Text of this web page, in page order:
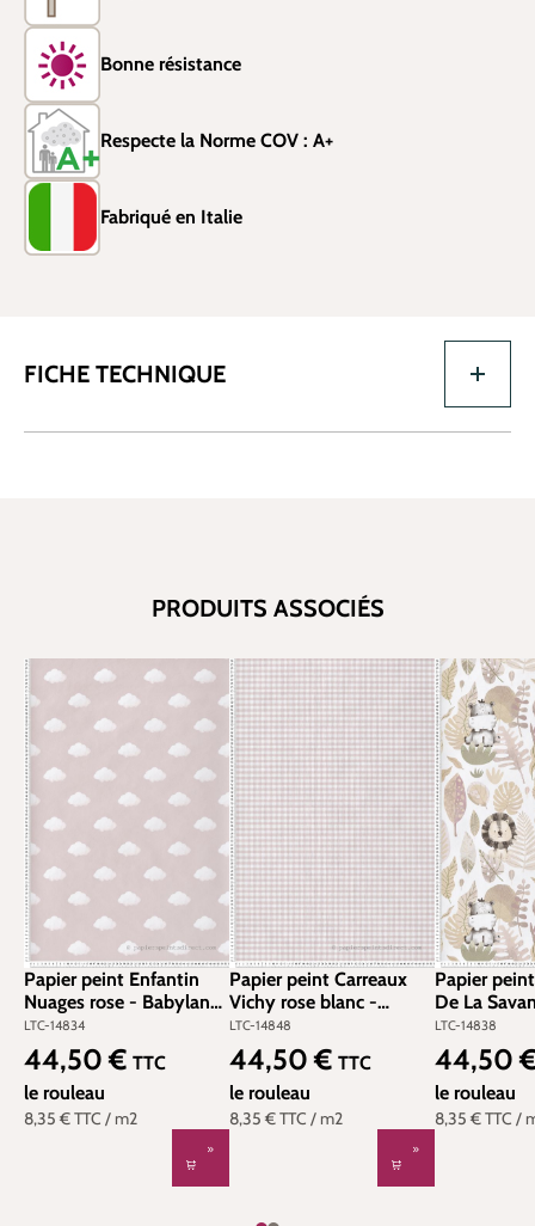
Bonne résistance
Respecte la Norme COV : A+
Fabriqué en Italie
FICHE TECHNIQUE
PRODUITS ASSOCIÉS
Papier peint Enfantin
Nuages rose - Babyland
2 de Lutèce | Réf. LTC-
14834
LTC-14834
8,35 €TTC / m2
Prix régulier :
44,50 € TTC
le rouleau
Papier peint Carreaux
Vichy rose blanc -
Babyland 2 de Lutèce |
Réf. LTC-14848
LTC-14848
8,35 €TTC / m2
Prix régulier :
44,50 € TTC
le rouleau
Papier
De La
- Babyland
Réf. LTC-
LTC-14838
8,35 €TTC /
Prix
44,50
le rouleau